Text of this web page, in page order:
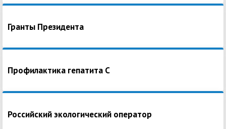
Гранты Президента
Профилактика гепатита С
Российский экологический оператор